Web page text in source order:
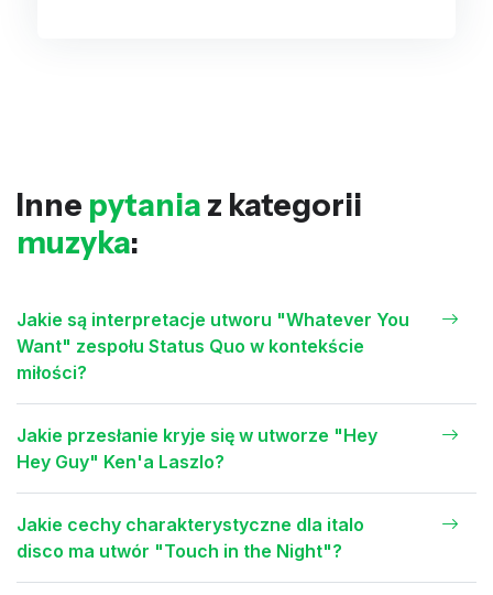
Inne pytania z kategorii
muzyka:
Jakie są interpretacje utworu "Whatever You
Want" zespołu Status Quo w kontekście
miłości?
Jakie przesłanie kryje się w utworze "Hey
Hey Guy" Ken'a Laszlo?
Jakie cechy charakterystyczne dla italo
disco ma utwór "Touch in the Night"?